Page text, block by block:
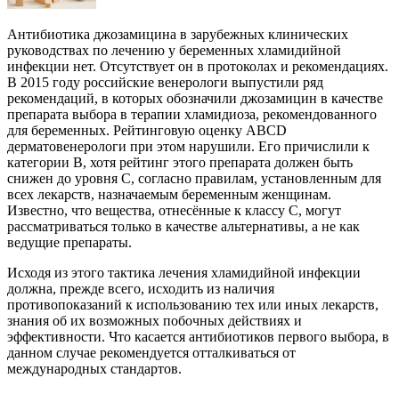
Антибиотика джозамицина в зарубежных клинических
руководствах по лечению у беременных хламидийной
инфекции нет. Отсутствует он в протоколах и рекомендациях.
В 2015 году российские венерологи выпустили ряд
рекомендаций, в которых обозначили джозамицин в качестве
препарата выбора в терапии хламидиоза, рекомендованного
для беременных. Рейтинговую оценку АВСD
дерматовенерологи при этом нарушили. Его причислили к
категории В, хотя рейтинг этого препарата должен быть
снижен до уровня С, согласно правилам, установленным для
всех лекарств, назначаемым беременным женщинам.
Известно, что вещества, отнесённые к классу С, могут
рассматриваться только в качестве альтернативы, а не как
ведущие препараты.
Исходя из этого тактика лечения хламидийной инфекции
должна, прежде всего, исходить из наличия
противопоказаний к использованию тех или иных лекарств,
знания об их возможных побочных действиях и
эффективности. Что касается антибиотиков первого выбора, в
данном случае рекомендуется отталкиваться от
международных стандартов.